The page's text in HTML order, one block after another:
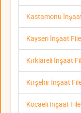
Kastamonu
Kayseri İnşaat
Kırklareli İnşaat
Kırşehir İnşaat
Kocaeli İnşaat